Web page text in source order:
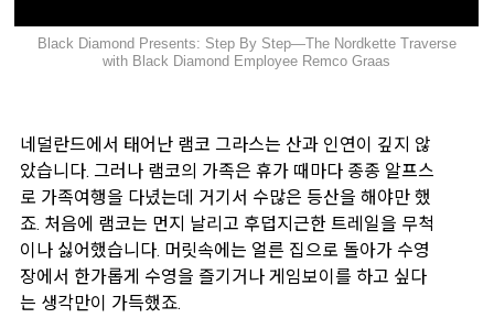
Black Diamond Presents: Step By Step—The Nordkette Traverse
with Black Diamond Employee Remco Graas
네덜란드에서 태어난 램코 그라스는 산과 인연이 깊지 않
았습니다. 그러나 램코의 가족은 휴가 때마다 종종 알프스
로 가족여행을 다녔는데 거기서 수많은 등산을 해야만 했
죠. 처음에 램코는 먼지 날리고 후덥지근한 트레일을 무척
이나 싫어했습니다. 머릿속에는 얼른 집으로 돌아가 수영
장에서 한가롭게 수영을 즐기거나 게임보이를 하고 싶다
는 생각만이 가득했죠.